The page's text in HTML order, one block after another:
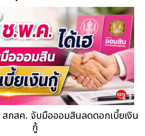
กสค. จับมือออมสินลดดอกเบี้ยเงิน
กู้